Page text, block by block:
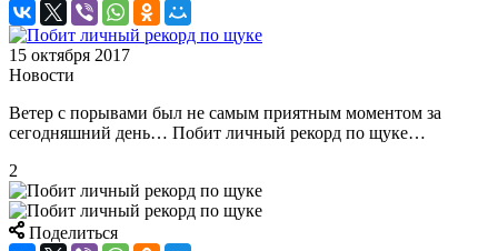
15 октября 2017
Новости
Ветер с порывами был не самым приятным моментом за
сегодняшний день… Побит личный рекорд по щуке…
2
Поделиться